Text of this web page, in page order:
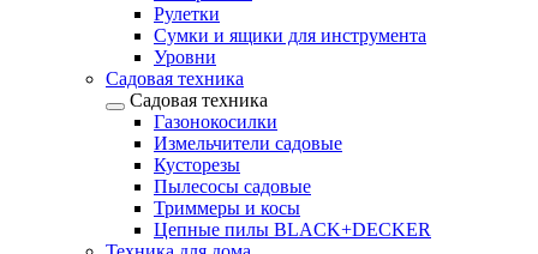
Рулетки
Сумки и ящики для инструмента
Уровни
Садовая техника
Садовая техника
Газонокосилки
Измельчители садовые
Кусторезы
Пылесосы садовые
Триммеры и косы
Цепные пилы BLACK+DECKER